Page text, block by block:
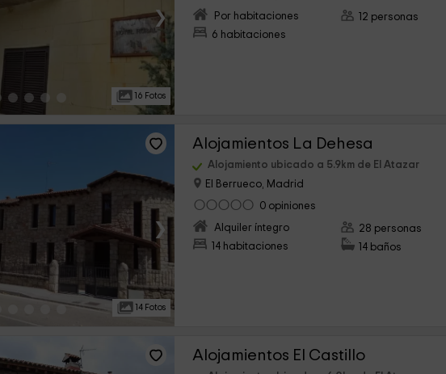
›
16 Fotos
Por habitaciones
6 habitaciones
12 personas
›
14 Fotos
Alojamientos La Dehesa
Alojamiento ubicado a 5.9km de El Atazar
El Berrueco, Madrid
0 opiniones
Alquiler íntegro
14 habitaciones
28 personas
14 baños
Alojamientos El Castillo